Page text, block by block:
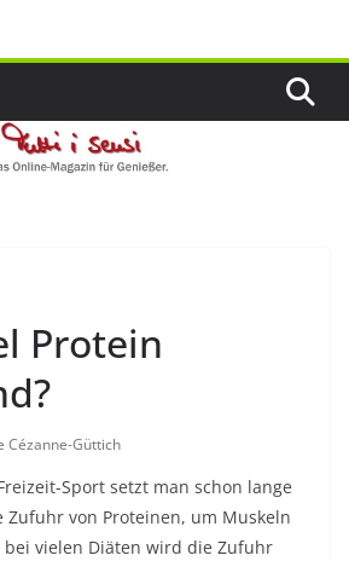
Protein
Cézanne-Güttich
Sport setzt man schon lange
Zufuhr von Proteinen, um Muskeln
vielen Diäten wird die Zufuhr